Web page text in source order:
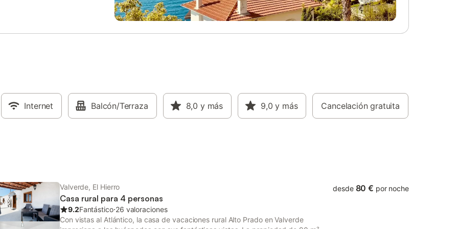
propiedad tiene directrices para ayudar a
los huéspedes con la correcta separación
de residuos. Se proporciona más
información in situ. Este alquiler cuenta
directrices para ayudar a los huéspedes a
separar correctamente los residuos. Se
proporciona más información in situ. Esta
propiedad tiene sistemas de ahorro de luz
Internet Balcón/Terraza 8,0 y más 9,0 y más Cancelación gratuita
Valverde, El Hierro
Casa rural para 4 personas
9.2Fantástico⋅26 valoraciones
Con vistas al Atlántico, la casa de vacaciones rural Alto Prado en Valverde
desde 80 € por noche